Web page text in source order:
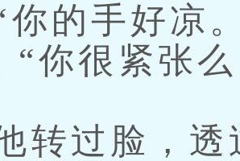
的手好凉
“你很紧张
过脸，透